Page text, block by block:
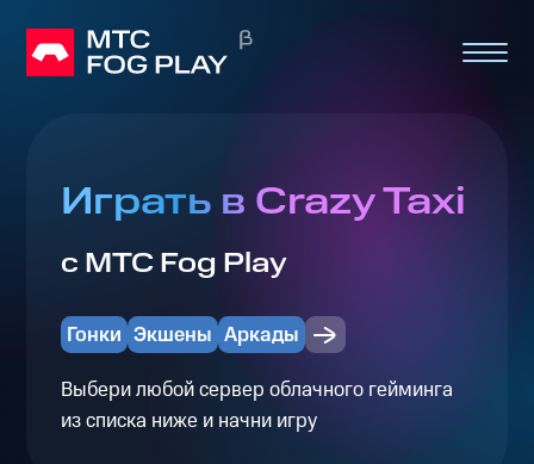
Играть в Crazy Taxi
с МТС Fog Play
Гонки Экшены Аркады
Выбери любой сервер облачного гейминга
из списка ниже и начни игру